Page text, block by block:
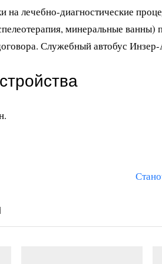
на лечебно-диагностические
минеральные ванны)
Служебный автобус
С
д